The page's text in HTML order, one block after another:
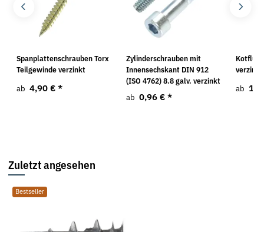
Spanplattenschrauben Torx
Teilgewinde verzinkt
ab 4,90 € *
Zylinderschrauben mit
Innensechskant DIN 912
(ISO 4762) 8.8 galv. verzinkt
ab 0,96 € *
verzinkt
ab
Zuletzt angesehen
Bestseller